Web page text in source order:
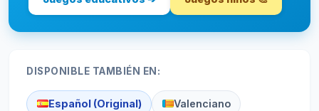
DISPONIBLE TAMBIÉN EN:
Español (Original) Valenciano